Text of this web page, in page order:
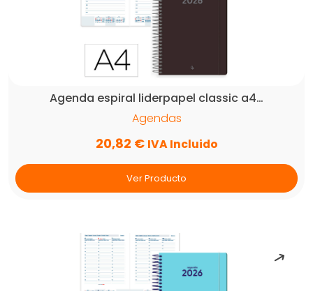
Agenda espiral liderpapel classic a4…
Agendas
20,82 € IVA Incluido
Ver Producto